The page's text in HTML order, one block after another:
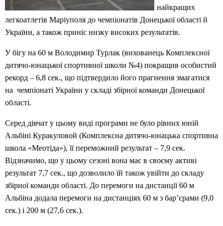
найкращих
легкоатлетів Маріуполя до чемпіонатів Донецької області й
України, а також приніс низку високих результатів.
У бігу на 60 м Володимир Турлак (вихованець Комплексної
дитячо-юнацької спортивної школи №4) покращив особистий
рекорд – 6,8 сек., що підтвердило його прагнення змагатися
на чемпіонаті України у складі збірної команди Донецької
області.
Серед дівчат у цьому виді програми не було рівних юній
Альбіні Куракуловой (Комплексна дитячо-юнацька спортивна
школа «Меотіда»), її переможний результат – 7,9 сек.
Відзначимо, що у цьому сезоні вона має в своєму активі
результат 7,7 сек., що дозволило їй також увійти до складу
збірної команди області. До перемоги на дистанції 60 м
Альбіна додала перемоги на дистанціях 60 м з бар’єрами (9,0
сек.) і 200 м (27,6 сек.).